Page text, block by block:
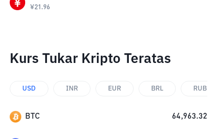
¥21.96
Kurs Tukar Kripto Teratas
USD INR EUR BRL RUB
BTC 64,963.32